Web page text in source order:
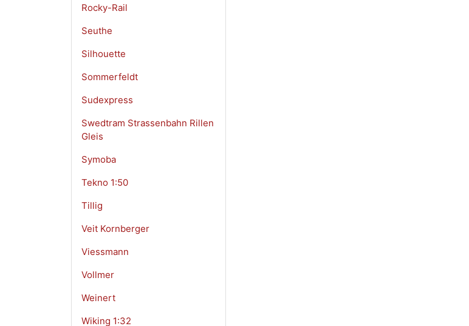
Rocky-Rail
Seuthe
Silhouette
Sommerfeldt
Sudexpress
Swedtram Strassenbahn Rillen
Gleis
Symoba
Tekno 1:50
Tillig
Veit Kornberger
Viessmann
Vollmer
Weinert
Wiking 1:32